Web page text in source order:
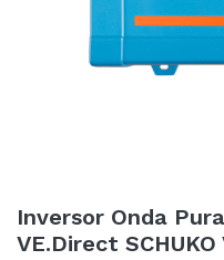
Inversor Onda
VE.Direct